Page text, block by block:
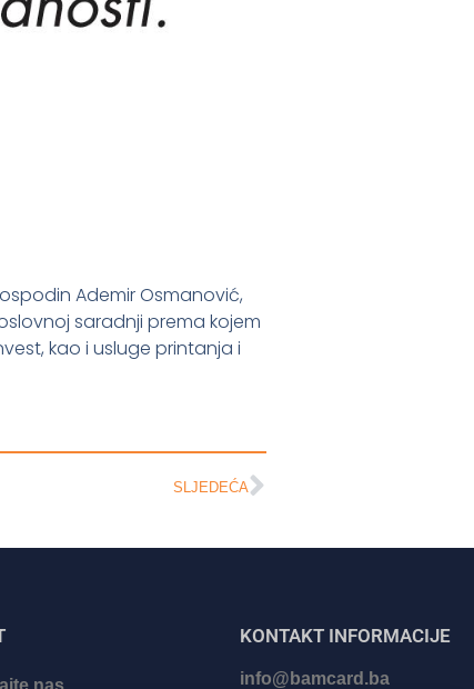
Ademir Osmanović,
saradnji prema kojem
kao i usluge printanja i
SLJEDEĆA
KONTAKT INFORMACIJE
info@bamcard.ba